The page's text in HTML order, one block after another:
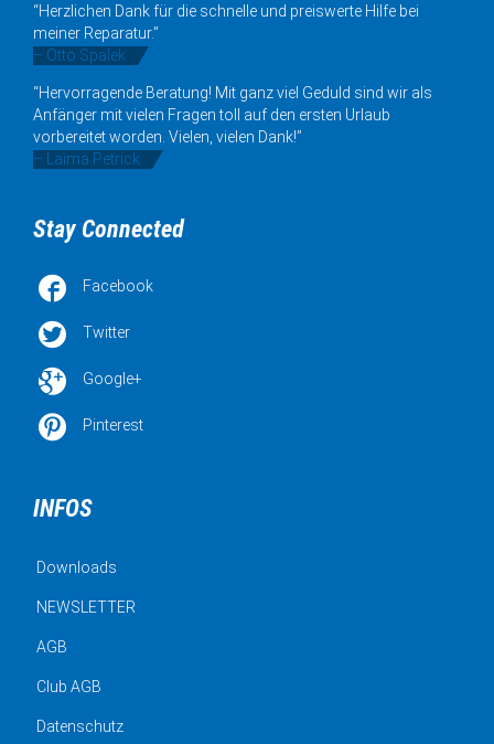
“Herzlichen Dank für die schnelle und preiswerte Hilfe bei
meiner Reparatur.”
– Otto Spalek
“Hervorragende Beratung! Mit ganz viel Geduld sind wir als
Anfänger mit vielen Fragen toll auf den ersten Urlaub
vorbereitet worden. Vielen, vielen Dank!”
– Laima Petrick
Stay Connected
 Facebook
 Twitter
 Google+
 Pinterest
INFOS
Downloads
NEWSLETTER
AGB
Club AGB
Datenschutz